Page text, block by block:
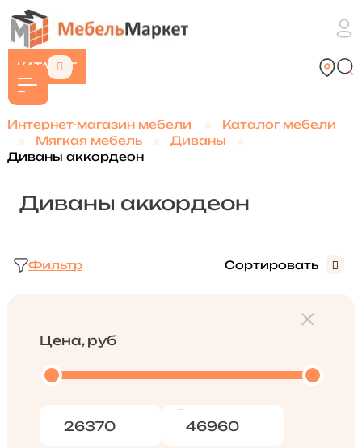
КАТАЛОГ
Интернет-магазин мебели
Каталог мебели
Мягкая мебель
Диваны
Диваны аккордеон
Диваны аккордеон
Фильтр Сортировать
Цена, руб